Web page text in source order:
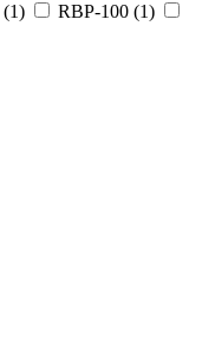
(1) RBP-100 (1)